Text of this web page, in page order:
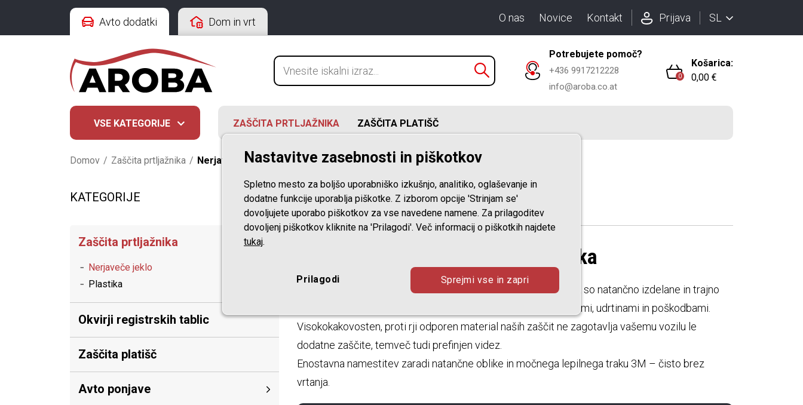
Avto dodatki Dom in vrt O nas Novice Kontakt Prijava SL
Potrebujete pomoč?
+436 9917212228
info@aroba.co.at
0
Košarica:
0,00 €
VSE KATEGORIJE ZAŠČITA PRTLJAŽNIKA ZAŠČITA PLATIŠČ
Domov / Zaščita prtljažnika / Nerjaveče jeklo
KATEGORIJE
Zaščita prtljažnika
Nerjaveče jeklo
Plastika
Okvirji registrskih tablic
Zaščita platišč
Avto ponjave
Nerjaveče jeklo
Popolna zaščita in elegantna oblika
zaščite letvice zadnjega odbijača
iz nerjavečega jekla so natančno izdelane in trajno
ščitijo barvo nakladalnega roba zadnjega odbijača pred praskami, udrtinami in poškodbami.
Visokokakovosten, proti rji odporen material naših zaščit ne zagotavlja vašemu vozilu le
dodatne zaščite, temveč tudi prefinjen videz.
Enostavna namestitev zaradi natančne oblike in močnega lepilnega traku 3M – čisto brez
vrtanja.
Nastavitve zasebnosti in piškotkov
Spletno mesto za boljšo uporabniško izkušnjo, analitiko, oglaševanje in
dodatne funkcije uporablja piškotke. Z izborom opcije 'Strinjam se'
dovoljujete uporabo piškotkov za vse navedene namene. Za prilagoditev
dovoljenj piškotkov kliknite na 'Prilagodi'. Več informacij o piškotkih najdete
tukaj.
Prilagodi Sprejmi vse in zapri